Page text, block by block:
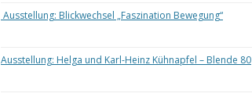
Ausstellung: Blickwechsel „Faszination Bewegung“
Ausstellung: Helga und Karl-Heinz Kühnapfel – Blende 80